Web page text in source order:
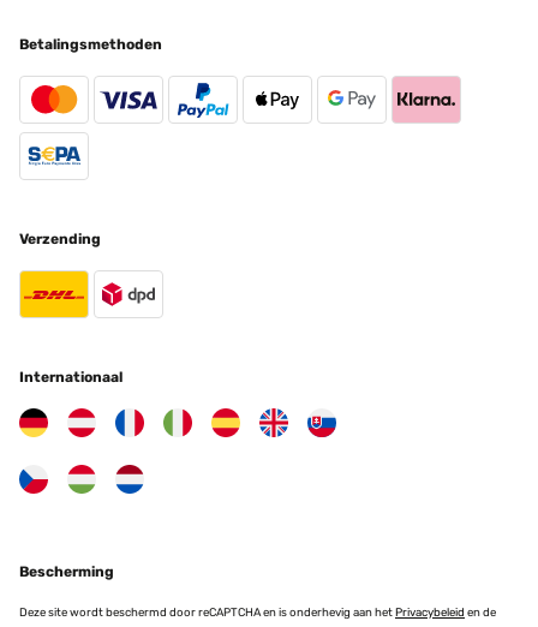
Betalingsmethoden
Verzending
Internationaal
Bescherming
Deze site wordt beschermd door reCAPTCHA en is onderhevig aan hetPrivacybeleid en de